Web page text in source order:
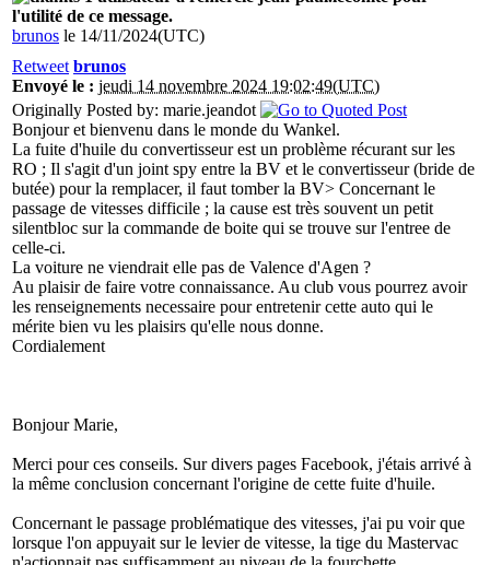
l'utilité de ce message.
brunos le 14/11/2024(UTC)
Retweet brunos
Envoyé le : jeudi 14 novembre 2024 19:02:49(UTC)
Originally Posted by: marie.jeandot
Bonjour et bienvenu dans le monde du Wankel.
La fuite d'huile du convertisseur est un problème récurant sur les
RO ; Il s'agit d'un joint spy entre la BV et le convertisseur (bride de
butée) pour la remplacer, il faut tomber la BV> Concernant le
passage de vitesses difficile ; la cause est très souvent un petit
silentbloc sur la commande de boite qui se trouve sur l'entree de
celle-ci.
La voiture ne viendrait elle pas de Valence d'Agen ?
Au plaisir de faire votre connaissance. Au club vous pourrez avoir
les renseignements necessaire pour entretenir cette auto qui le
mérite bien vu les plaisirs qu'elle nous donne.
Cordialement
Bonjour Marie,
Merci pour ces conseils. Sur divers pages Facebook, j'étais arrivé à
la même conclusion concernant l'origine de cette fuite d'huile.
Concernant le passage problématique des vitesses, j'ai pu voir que
lorsque l'on appuyait sur le levier de vitesse, la tige du Mastervac